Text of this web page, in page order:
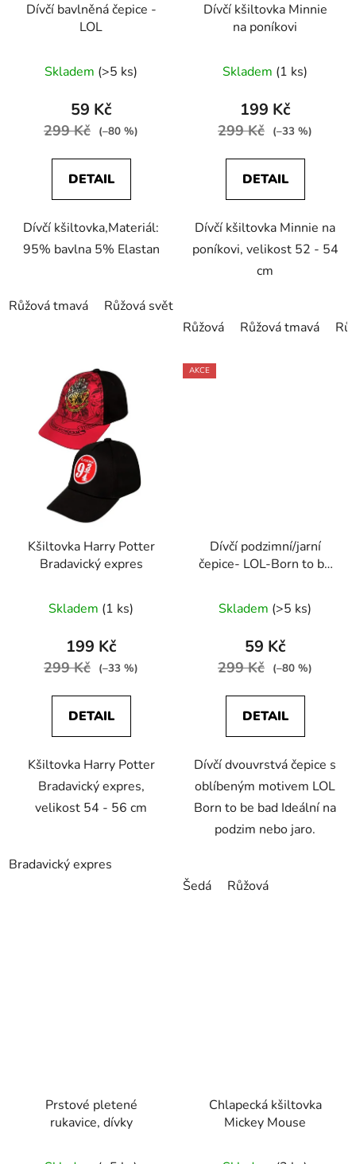
Dívčí bavlněná čepice -
LOL
Skladem (>5 ks)
59 Kč
299 Kč (–80 %)
DETAIL
Dívčí kšiltovka,Materiál:
95% bavlna 5% Elastan
Růžová tmavá Růžová světlá
Dívčí kšiltovka Minnie
na poníkovi
Skladem (1 ks)
199 Kč
299 Kč (–33 %)
DETAIL
Dívčí kšiltovka Minnie na
poníkovi, velikost 52 - 54
cm
Růžová Růžová tmavá
Kšiltovka Harry Potter
Bradavický expres
Skladem (1 ks)
199 Kč
299 Kč (–33 %)
DETAIL
Kšiltovka Harry Potter
Bradavický expres,
velikost 54 - 56 cm
Bradavický expres
AKCE
Dívčí podzimní/jarní
čepice- LOL-Born to be
Skladem (>5 ks)
59 Kč
299 Kč (–80 %)
DETAIL
Dívčí dvouvrstvá čepice s
oblíbeným motivem LOL
Born to be bad Ideální na
podzim nebo jaro.
Šedá Růžová
Prstové pletené
rukavice, dívky
Chlapecká kšiltovka
Mickey Mouse